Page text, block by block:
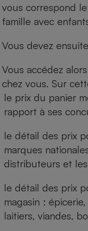
vous correspond
famille avec
Vous devez
Vous accédez
chez vous. Sur
le prix du panier
rapport à ses
le détail des prix
marques
distributeurs et
le détail des prix
magasin :
laitiers, viandes,